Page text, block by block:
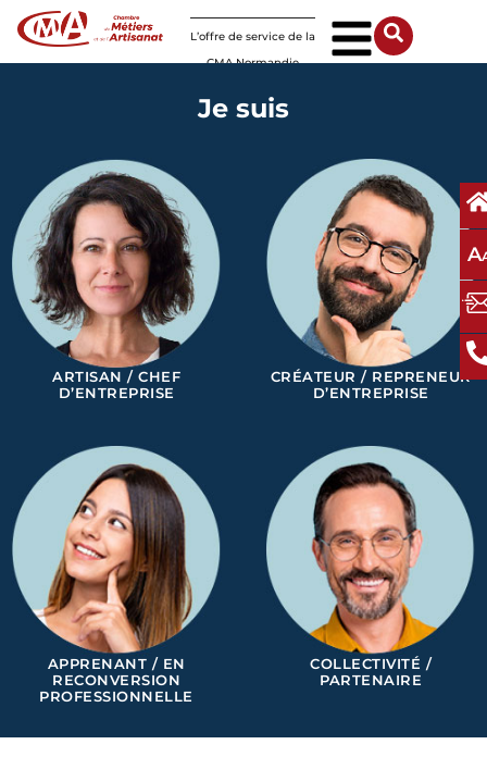
L’offre de service de la
CMA Normandie
A
Je suis
ARTISAN / CHEF
D’ENTREPRISE
CRÉATEUR / REPRENEUR
D’ENTREPRISE
APPRENANT / EN
RECONVERSION
PROFESSIONNELLE
COLLECTIVITÉ /
PARTENAIRE
Panneau de gestion des cookies